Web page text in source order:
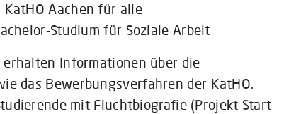
Aachen für alle
Studium für Soziale Arbeit
Informationen über die
das Bewerbungsverfahren der KatHO.
mit Fluchtbiografie (Projekt Start